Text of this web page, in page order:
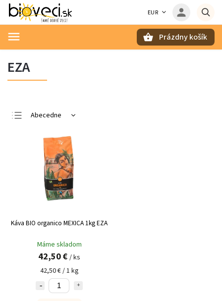
EUR
Prázdny košík
EZA
Abecedne
Najdrahšie
Najpredávanejšie
Káva BIO organico MEXICA 1kg EZA
Máme skladom
42,50 € / ks
42,50 € / 1 kg